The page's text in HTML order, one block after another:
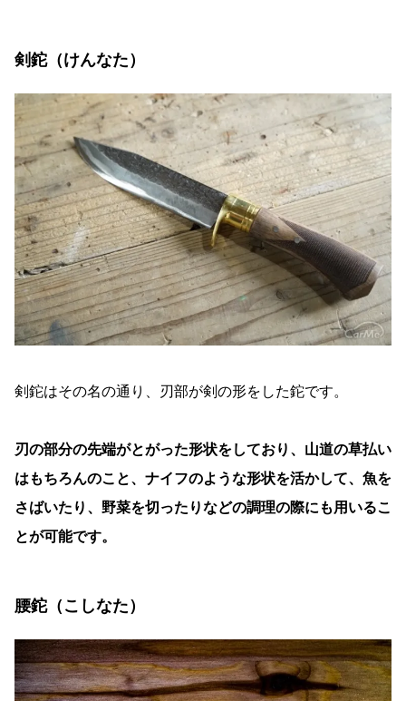
剣鉈（けんなた）
剣鉈はその名の通り、刃部が剣の形をした鉈です。
刃の部分の先端がとがった形状をしており、山道の草払い
はもちろんのこと、ナイフのような形状を活かして、魚を
さばいたり、野菜を切ったりなどの調理の際にも用いるこ
とが可能です。
腰鉈（こしなた）